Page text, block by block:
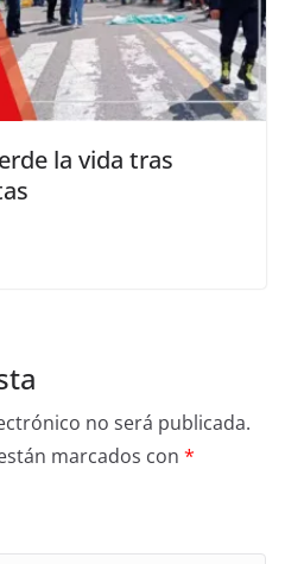
la vida tras
no será publicada.
marcados con *